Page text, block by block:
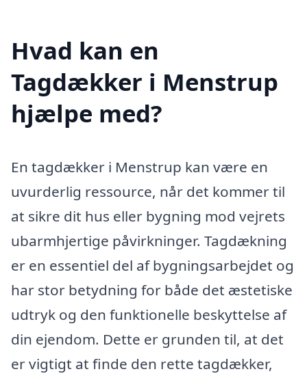
Hvad kan en
Tagdækker i Menstrup
hjælpe med?
En tagdækker i Menstrup kan være en
uvurderlig ressource, når det kommer til
at sikre dit hus eller bygning mod vejrets
ubarmhjertige påvirkninger. Tagdækning
er en essentiel del af bygningsarbejdet og
har stor betydning for både det æstetiske
udtryk og den funktionelle beskyttelse af
din ejendom. Dette er grunden til, at det
er vigtigt at finde den rette tagdækker,